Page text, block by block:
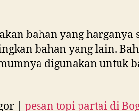
bahan yang harganya
bahan yang lain.
digunakan untuk
| pesan topi partai di